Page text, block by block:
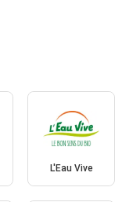
L'Eau Vive